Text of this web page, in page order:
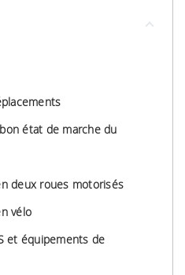
état de marche du
deux roues motorisés
vélo
et équipements de